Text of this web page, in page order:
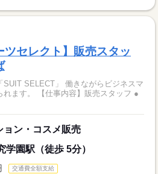
ツセレクト】販売スタッ
SUIT SELECT」 働きながらビジネスマ
販売スタッフ ●
ョン・コスメ販売
園駅（徒歩 5分）
交通費全額支給